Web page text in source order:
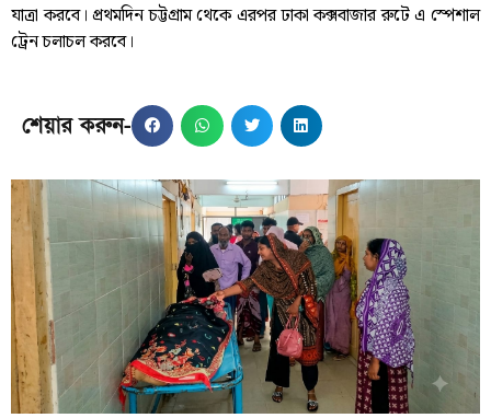
যাত্রা করবে। প্রথমদিন চট্টগ্রাম থেকে এরপর ঢাকা কক্সবাজার রুটে এ স্পেশাল
ট্রেন চলাচল করবে।
শেয়ার করুন-